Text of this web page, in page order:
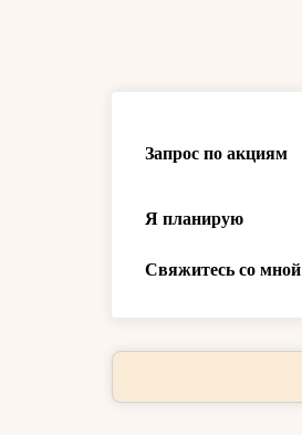
Запрос по акциям
Я планирую
Свяжитесь со мной